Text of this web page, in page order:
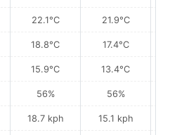
22.1°C
18.8°C
15.9°C
56%
18.7 kph
21.9°C
17.4°C
13.4°C
56%
15.1 kph